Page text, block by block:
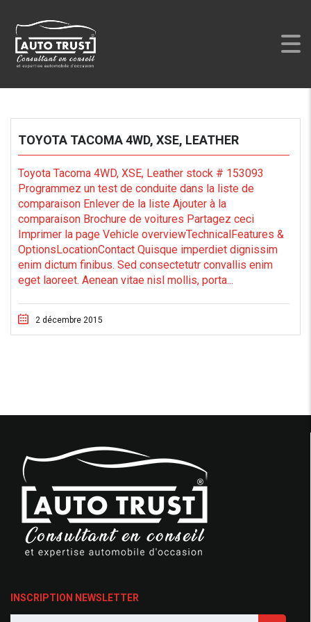
AUTO TRUST>LISTINGS
TOYOTA TACOMA 4WD, XSE, LEATHER
Toyota Tacoma 4WD, XSE, Leather stock # 153093
Programmez un test de conduite dans la liste de
comparaison Enlever de la liste Ajouter à la
comparaison Brochure de voitures Partagez ceci
Imprimer la page Vehicle overviewTechnicalFeatures &
OptionsLocationContact Quisque imperdiet dignissim
enim dictum finibus. Sed consectetutr convallis enim
eget laoreet. Aenean vitae nisl mollis, porta...
2 décembre 2015
INSCRIPTION NEWSLETTER